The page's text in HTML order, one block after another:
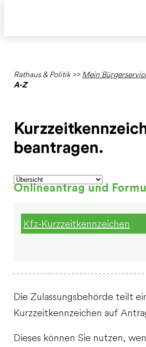
Rathaus & Politik>> Mein
A-Z
beantragen.
Onlineantrag und
Kfz-Kurzzeitkennzeichen
Die Zulassungsbehörde teilt
Kurzzeitkennzeichen auf
Dieses können Sie nutzen,